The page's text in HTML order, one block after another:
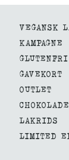
VEGANSK
KAMPAGNE
GAVEKORT
OUTLET
LAKRIDS
LIMITED